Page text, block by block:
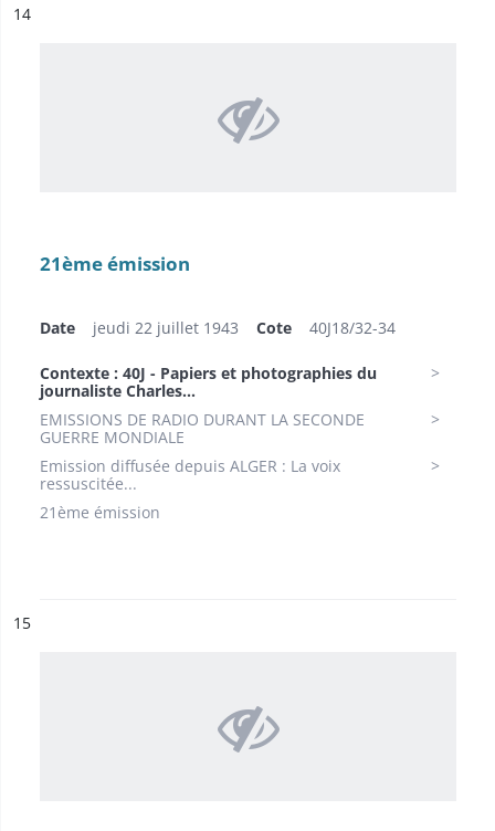
n°
14
21ème émission
Date jeudi 22 juillet 1943 Cote 40J18/32-34
Contexte : 40J - Papiers et photographies du
journaliste Charles...
EMISSIONS DE RADIO DURANT LA SECONDE
GUERRE MONDIALE
Emission diffusée depuis ALGER : La voix
ressuscitée...
21ème émission
n°
15